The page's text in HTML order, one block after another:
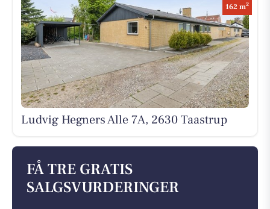
162 m2
Ludvig Hegners Alle 7A, 2630 Taastrup
FÅ TRE GRATIS
SALGSVURDERINGER